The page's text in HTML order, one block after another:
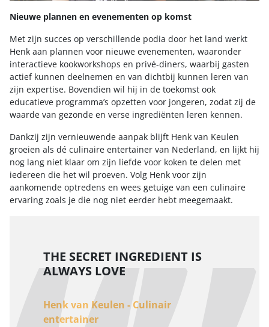
Nieuwe plannen en evenementen op komst
Met zijn succes op verschillende podia door het land werkt
Henk aan plannen voor nieuwe evenementen, waaronder
interactieve kookworkshops en privé-diners, waarbij gasten
actief kunnen deelnemen en van dichtbij kunnen leren van
zijn expertise. Bovendien wil hij in de toekomst ook
educatieve programma’s opzetten voor jongeren, zodat zij de
waarde van gezonde en verse ingrediënten leren kennen.
Dankzij zijn vernieuwende aanpak blijft Henk van Keulen
groeien als dé culinaire entertainer van Nederland, en lijkt hij
nog lang niet klaar om zijn liefde voor koken te delen met
iedereen die het wil proeven. Volg Henk voor zijn
aankomende optredens en wees getuige van een culinaire
ervaring zoals je die nog niet eerder hebt meegemaakt.
THE SECRET INGREDIENT IS
ALWAYS LOVE
Henk van Keulen - Culinair
entertainer